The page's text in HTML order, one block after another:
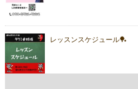
レッスンスケジュール🏓